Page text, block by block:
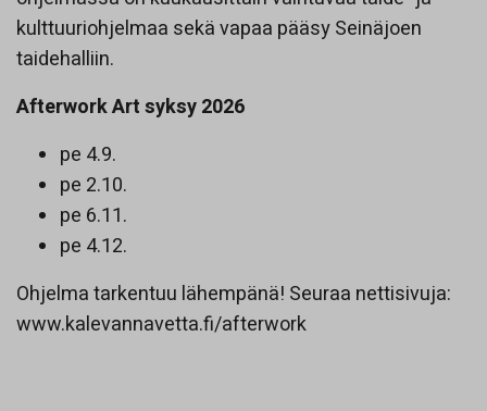
kulttuuriohjelmaa sekä vapaa pääsy Seinäjoen
taidehalliin.
Afterwork Art syksy 2026
pe 4.9.
pe 2.10.
pe 6.11.
pe 4.12.
Ohjelma tarkentuu lähempänä! Seuraa nettisivuja:
www.kalevannavetta.fi/afterwork